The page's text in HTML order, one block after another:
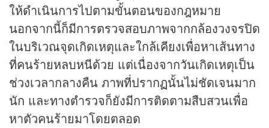
ให้ดำเนินการไปตามขั้นตอนของกฎหมาย
นอกจากนี้ก็มีการตรวจสอบภาพจากกล้องวงจรปิด
ในบริเวณจุดเกิดเหตุและใกล้เคียงเพื่อหาเส้นทาง
ที่คนร้ายหลบหนีด้วย แต่เนื่องจากวันเกิดเหตุเป็น
ช่วงเวลากลางคืน ภาพที่ปรากฏนั้นไม่ชัดเจนมาก
นัก และทางตำรวจก็ยังมีการติดตามสืบสวนเพื่อ
หาตัวคนร้ายมาโดยตลอด